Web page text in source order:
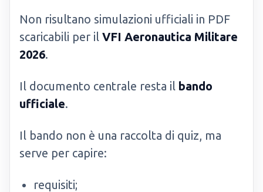
Non risultano simulazioni ufficiali in PDF
scaricabili per il VFI Aeronautica Militare
2026.
Il documento centrale resta il bando
ufficiale.
Il bando non è una raccolta di quiz, ma
serve per capire:
requisiti;